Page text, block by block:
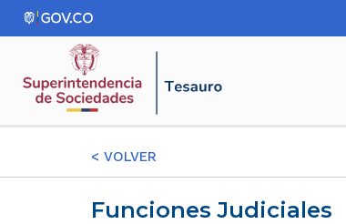
< VOLVER
Funciones Judiciales